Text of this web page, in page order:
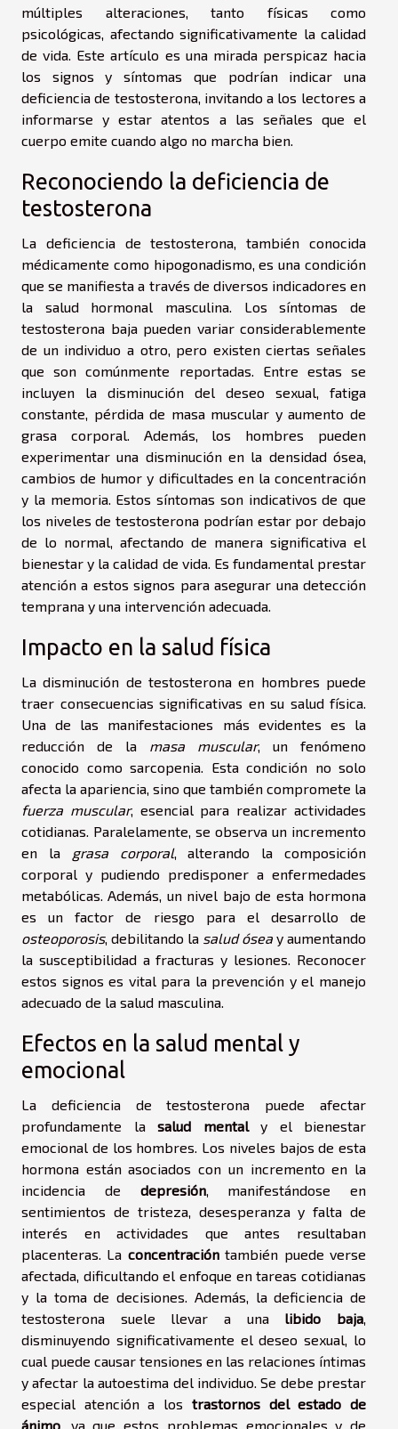
múltiples alteraciones, tanto físicas como
psicológicas, afectando significativamente la calidad
de vida. Este artículo es una mirada perspicaz hacia
los signos y síntomas que podrían indicar una
deficiencia de testosterona, invitando a los lectores a
informarse y estar atentos a las señales que el
cuerpo emite cuando algo no marcha bien.
Reconociendo la deficiencia de
testosterona
La deficiencia de testosterona, también conocida
médicamente como hipogonadismo, es una condición
que se manifiesta a través de diversos indicadores en
la salud hormonal masculina. Los síntomas de
testosterona baja pueden variar considerablemente
de un individuo a otro, pero existen ciertas señales
que son comúnmente reportadas. Entre estas se
incluyen la disminución del deseo sexual, fatiga
constante, pérdida de masa muscular y aumento de
grasa corporal. Además, los hombres pueden
experimentar una disminución en la densidad ósea,
cambios de humor y dificultades en la concentración
y la memoria. Estos síntomas son indicativos de que
los niveles de testosterona podrían estar por debajo
de lo normal, afectando de manera significativa el
bienestar y la calidad de vida. Es fundamental prestar
atención a estos signos para asegurar una detección
temprana y una intervención adecuada.
Impacto en la salud física
La disminución de testosterona en hombres puede
traer consecuencias significativas en su salud física.
Una de las manifestaciones más evidentes es la
reducción de la masa muscular, un fenómeno
conocido como sarcopenia. Esta condición no solo
afecta la apariencia, sino que también compromete la
fuerza muscular, esencial para realizar actividades
cotidianas. Paralelamente, se observa un incremento
en la
grasa corporal, alterando la composición
corporal y pudiendo predisponer a enfermedades
metabólicas. Además, un nivel bajo de esta hormona
es un factor de riesgo para el desarrollo de
osteoporosis, debilitando la salud ósea y aumentando
la susceptibilidad a fracturas y lesiones. Reconocer
estos signos es vital para la prevención y el manejo
adecuado de la salud masculina.
Efectos en la salud mental y
emocional
La deficiencia de testosterona puede afectar
profundamente la salud mental y el bienestar
emocional de los hombres. Los niveles bajos de esta
hormona están asociados con un incremento en la
incidencia de depresión, manifestándose en
sentimientos de tristeza, desesperanza y falta de
interés en actividades que antes resultaban
placenteras. La concentracióntambién puede verse
afectada, dificultando el enfoque en tareas cotidianas
y la toma de decisiones. Además, la deficiencia de
testosterona suele llevar a una libido baja
disminuyendo significativamente el deseo sexual, lo
cual puede causar tensiones en las relaciones íntimas
y afectar la autoestima del individuo. Se debe prestar
especial atención a los trastornos del estado de
ánimo , ya que estos problemas emocionales y de